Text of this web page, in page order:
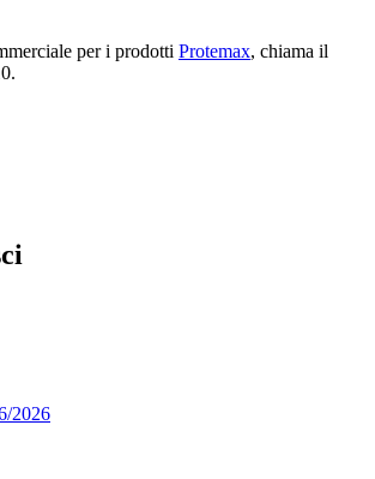
per i prodotti Protemax, chiama il
2026